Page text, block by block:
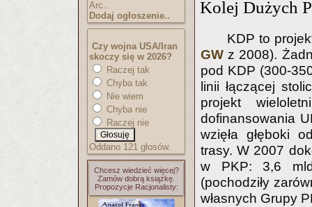
Arc..
Dodaj ogłoszenie..
Czy wojna USA/Iran
skoczy się w 2026?
Raczej tak
Chyba tak
Nie wiem
Chyba nie
Raczej nie
Oddano 121 głosów.
Chcesz wiedzieć więcej?
Zamów dobrą książkę.
Propozycje Racjonalisty:
Kolej Dużych
KDP to
GW z 2008).
pod KDP (300-
linii łączącej
projekt
dofinansowania
wzięła głęboki
trasy. W 2007
w PKP: 3,6
(pochodziły
własnych Grupy